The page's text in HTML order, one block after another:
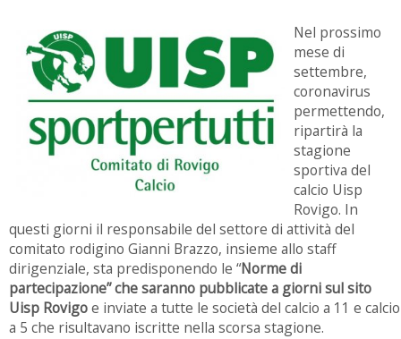
Nel prossimo
mese di
settembre,
coronavirus
permettendo,
ripartirà la
stagione
sportiva del
calcio Uisp
Rovigo. In
questi giorni il responsabile del settore di attività del
comitato rodigino Gianni Brazzo, insieme allo staff
dirigenziale, sta predisponendo le “Norme di
partecipazione” che saranno pubblicate a giorni sul sito
Uisp Rovigoe inviate a tutte le società del calcio a 11 e calcio
a 5 che risultavano iscritte nella scorsa stagione.